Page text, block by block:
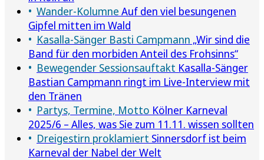
Wander-Kolumne Auf den viel besungenen
Gipfel mitten im Wald
Kasalla-Sänger Basti Campmann „Wir sind die
Band für den morbiden Anteil des Frohsinns“
Bewegender Sessionsauftakt Kasalla-Sänger
Bastian Campmann ringt im Live-Interview mit
den Tränen
Partys, Termine, Motto Kölner Karneval
2025/6 – Alles, was Sie zum 11.11. wissen sollten
Dreigestirn proklamiert Sinnersdorf ist beim
Karneval der Nabel der Welt